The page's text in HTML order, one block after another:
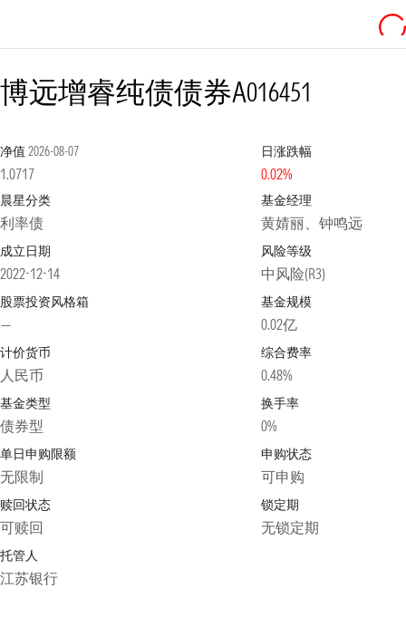
博远增睿纯债债券A016451
净值 2026-08-07
1.0717
日涨跌幅
0.02%
晨星分类
利率债
基金经理
黄婧丽、钟鸣远
成立日期
2022-12-14
风险等级
中风险(R3)
股票投资风格箱
—
基金规模
0.02亿
计价货币
人民币
综合费率
0.48%
基金类型
债券型
换手率
0%
单日申购限额
无限制
申购状态
可申购
赎回状态
可赎回
锁定期
无锁定期
托管人
江苏银行